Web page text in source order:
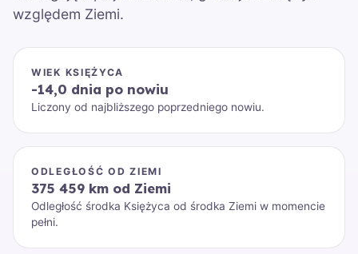
względem Ziemi.
WIEK KSIĘŻYCA
-14,0 dnia po nowiu
Liczony od najbliższego poprzedniego nowiu.
ODLEGŁOŚĆ OD ZIEMI
375 459 km od Ziemi
Odległość środka Księżyca od środka Ziemi w momencie
pełni.